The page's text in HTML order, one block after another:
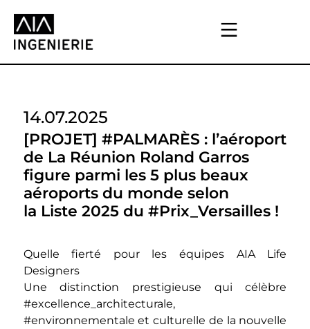
14.07.2025
[PROJET] #PALMARÈS : l’aéroport
de La Réunion Roland Garros
figure parmi les 5 plus beaux
aéroports du monde selon
la Liste 2025 du #Prix_Versailles !
Quelle fierté pour les équipes AIA Life
Designers
Une distinction prestigieuse qui célèbre
#excellence_architecturale,
#environnementale et culturelle de la nouvelle